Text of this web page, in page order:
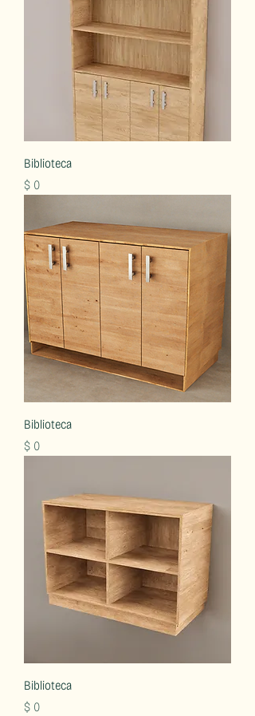
Biblioteca
Precio
$ 0
Biblioteca
Precio
$ 0
Biblioteca
Precio
$ 0